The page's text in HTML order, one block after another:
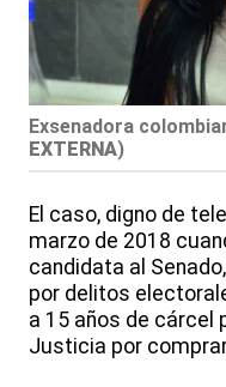
Exsenadora
EXTERNA)
El caso, digno de
marzo de 2018
candidata al
por delitos
a 15 años de cárcel
Justicia por